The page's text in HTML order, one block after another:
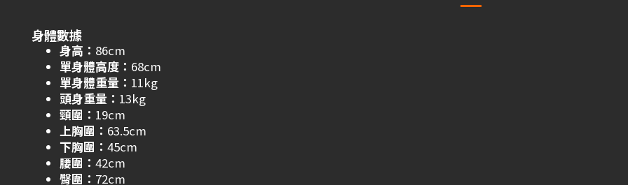
身體數據
身高： 86cm
單身體高度： 68cm
單身體重量： 11kg
頭身重量： 13kg
頸圍： 19cm
上胸圍： 63.5cm
下胸圍： 45cm
腰圍： 42cm
臀圍： 72cm